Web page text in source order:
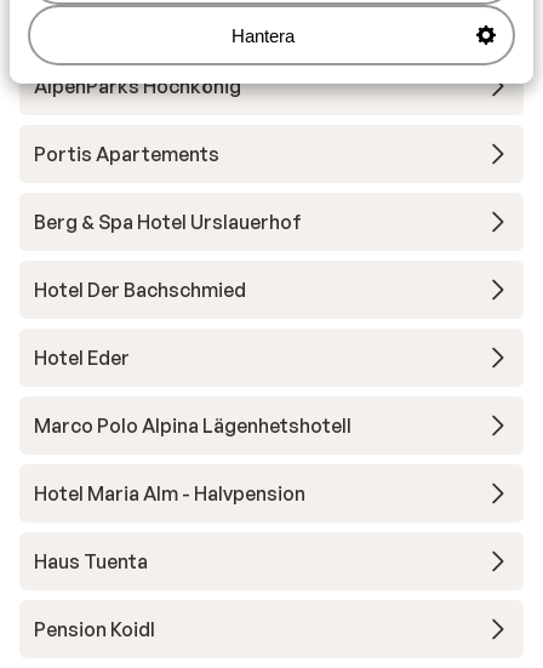
Hantera
Amadé
AlpenParks Hochkönig
Portis Apartements
Berg & Spa Hotel Urslauerhof
Hotel Der Bachschmied
Hotel Eder
Marco Polo Alpina Lägenhetshotell
Hotel Maria Alm - Halvpension
Haus Tuenta
Pension Koidl